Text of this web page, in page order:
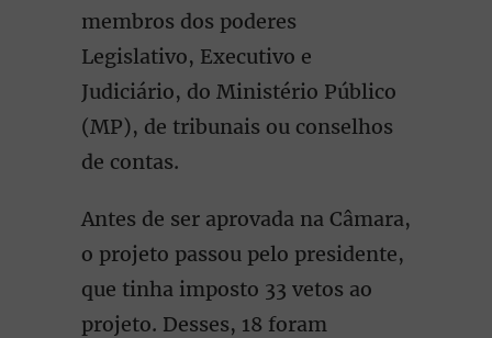
membros dos poderes
Legislativo, Executivo e
Judiciário, do Ministério Público
(MP), de tribunais ou conselhos
de contas.
Antes de ser aprovada na Câmara,
o projeto passou pelo presidente,
que tinha imposto 33 vetos ao
projeto. Desses, 18 foram